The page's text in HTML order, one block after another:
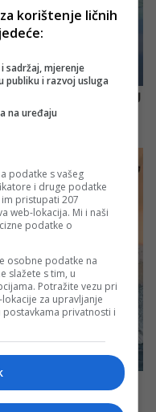
korištenje ličnih
sadržaj, mjerenje
publiku i razvoj usluga
na uređaju
podatke s vašeg
i druge podatke
pristupati 207
web-lokacija. Mi i naši
podatke o
osobne podatke na
slažete s tim, u
Potražite vezu pri
za upravljanje
privatnosti i